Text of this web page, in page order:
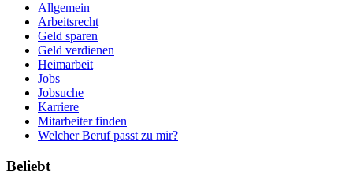
Allgemein
Arbeitsrecht
Geld sparen
Geld verdienen
Heimarbeit
Jobs
Jobsuche
Karriere
Mitarbeiter finden
Welcher Beruf passt zu mir?
Beliebt